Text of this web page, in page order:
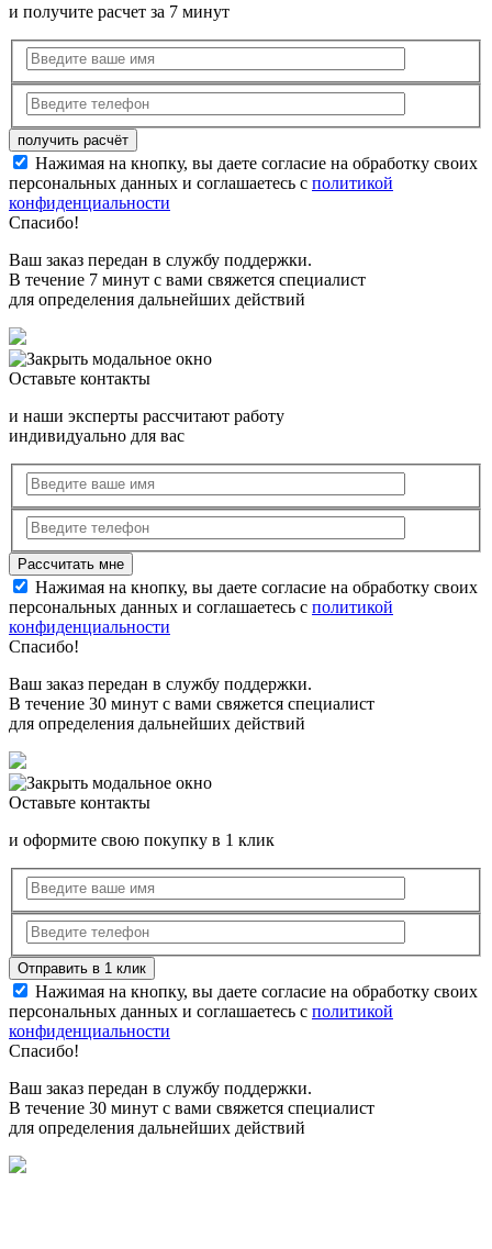
и получите расчет за 7 минут
Нажимая на кнопку, вы даете согласие на обработку своих
персональных данных и соглашаетесь с политикой
конфиденциальности
Спасибо!
Ваш заказ передан в службу поддержки.
В течение 7 минут с вами свяжется специалист
для определения дальнейших действий
Оставьте контакты
и наши эксперты рассчитают работу
индивидуально для вас
Нажимая на кнопку, вы даете согласие на обработку своих
персональных данных и соглашаетесь с политикой
конфиденциальности
Спасибо!
Ваш заказ передан в службу поддержки.
В течение 30 минут с вами свяжется специалист
для определения дальнейших действий
Оставьте контакты
и оформите свою покупку в 1 клик
Нажимая на кнопку, вы даете согласие на обработку своих
персональных данных и соглашаетесь с политикой
конфиденциальности
Спасибо!
Ваш заказ передан в службу поддержки.
В течение 30 минут с вами свяжется специалист
для определения дальнейших действий